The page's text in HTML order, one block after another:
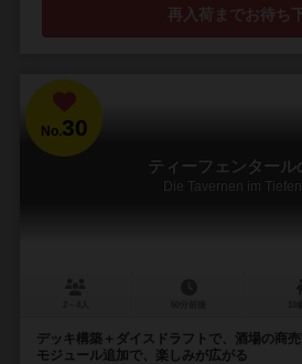
再入荷までお待ち
No.30
ティーフェンタール
Die Tavernen im Tiefen
デッキ構築＋ダイスドラフトで、酒場の商
モジュール追加で、楽しみが広がる